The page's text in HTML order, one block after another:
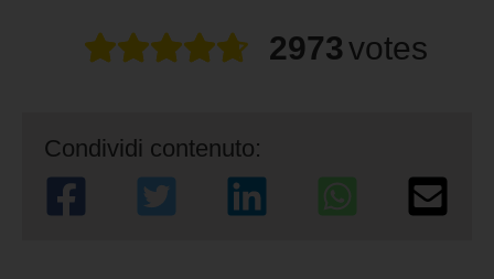
2973votes
Condividi contenuto: